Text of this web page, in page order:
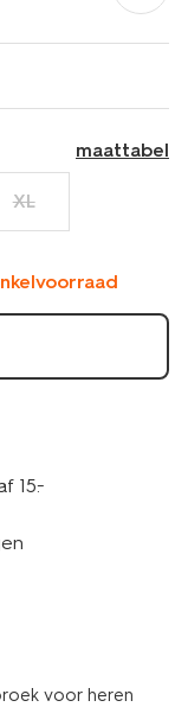
maattabel
XL
15.-
voor heren